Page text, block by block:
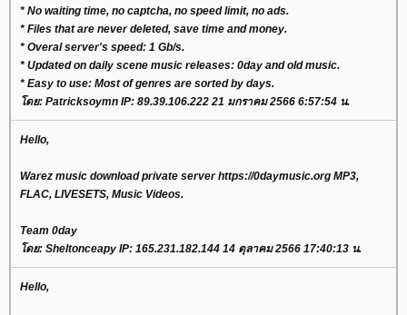
* No waiting time, no captcha, no speed limit, no ads.
* Files that are never deleted, save time and money.
* Overal server's speed: 1 Gb/s.
* Updated on daily scene music releases: 0day and old music.
* Easy to use: Most of genres are sorted by days.
โดย: Patricksoymn IP: 89.39.106.222 21 มกราคม 2566 6:57:54 น.
Hello,
Warez music download private server https://0daymusic.org MP3,
FLAC, LIVESETS, Music Videos.
Team 0day
โดย: Sheltonceapy IP: 165.231.182.144 14 ตุลาคม 2566 17:40:13 น.
Hello,